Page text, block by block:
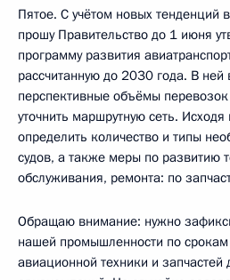
Пятое. С учётом новых тенденций
прошу Правительство до 1 июня
программу развития
рассчитанную до 2030 года. В ней
перспективные объёмы
уточнить маршрутную сеть.
определить количество и типы
судов, а также меры по развитию
обслуживания, ремонта: по
Обращаю внимание: нужно
нашей промышленности по
авиационной техники и запчастей